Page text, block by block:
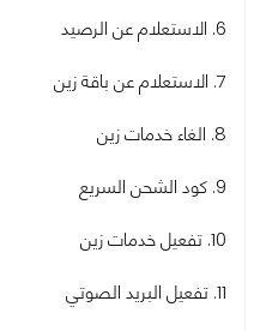
6. الاستعلام عن الرصيد
7. الاستعلام عن باقة زين
8. الغاء خدمات زين
9. كود الشحن السريع
10. تفعيل خدمات زين
11. تفعيل البريد الصوتي